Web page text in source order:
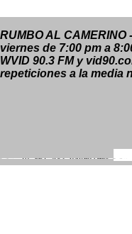
RUMBO AL CAMERINO
viernes de 7:00 pm a
WVID 90.3 FM y
repeticiones a la media